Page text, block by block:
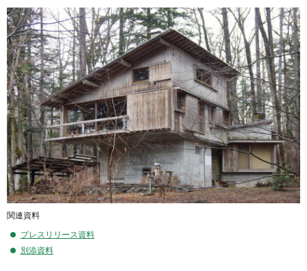
関連資料
プレスリリース資料
別添資料